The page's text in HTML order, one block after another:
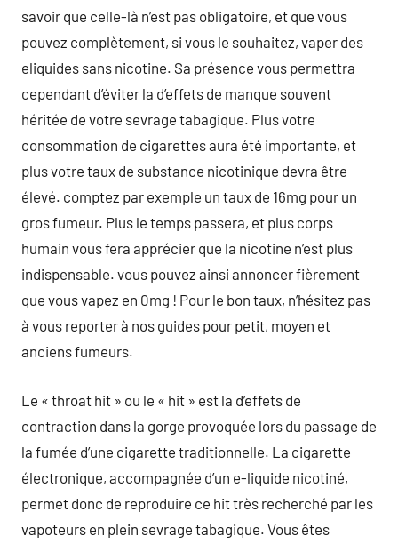
savoir que celle-là n’est pas obligatoire, et que vous
pouvez complètement, si vous le souhaitez, vaper des
eliquides sans nicotine. Sa présence vous permettra
cependant d’éviter la d’effets de manque souvent
héritée de votre sevrage tabagique. Plus votre
consommation de cigarettes aura été importante, et
plus votre taux de substance nicotinique devra être
élevé. comptez par exemple un taux de 16mg pour un
gros fumeur. Plus le temps passera, et plus corps
humain vous fera apprécier que la nicotine n’est plus
indispensable. vous pouvez ainsi annoncer fièrement
que vous vapez en 0mg ! Pour le bon taux, n’hésitez pas
à vous reporter à nos guides pour petit, moyen et
anciens fumeurs.
Le « throat hit » ou le « hit » est la d’effets de
contraction dans la gorge provoquée lors du passage de
la fumée d’une cigarette traditionnelle. La cigarette
électronique, accompagnée d’un e-liquide nicotiné,
permet donc de reproduire ce hit très recherché par les
vapoteurs en plein sevrage tabagique. Vous êtes